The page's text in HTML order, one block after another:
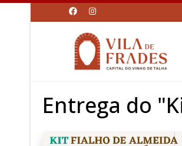
Entrega do